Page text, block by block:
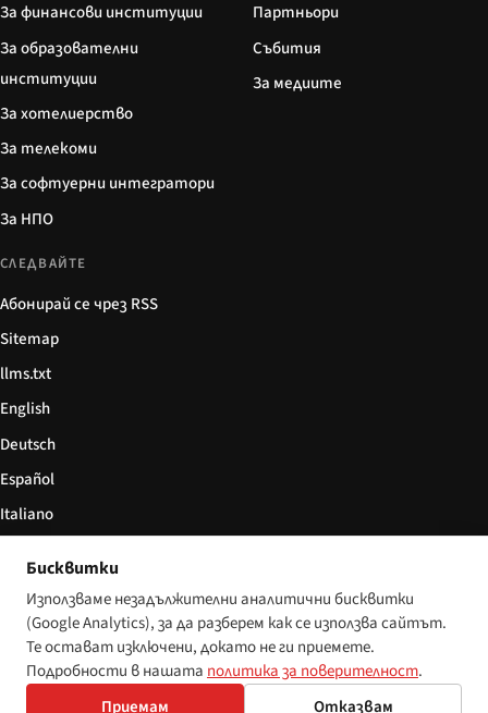
За финансови институции
За образователни
институции
За хотелиерство
За телекоми
За софтуерни интегратори
За НПО
Партньори
Събития
За медиите
СЛЕДВАЙТЕ
Абонирай се чрез RSS
Sitemap
llms.txt
English
Deutsch
Español
Italiano
© 2026 Disability World. Всички права запазени. Настройки за бисквитки
Бисквитки
Използваме незадължителни аналитични бисквитки
(Google Analytics), за да разберем как се използва сайтът.
Те остават изключени, докато не ги приемете.
Подробности в нашата политика за поверителност.
Приемам
Отказвам